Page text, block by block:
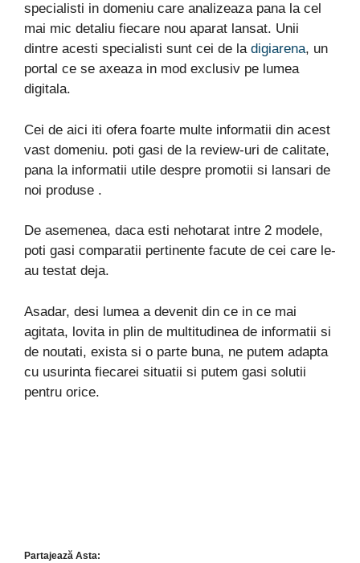
specialisti in domeniu care analizeaza pana la cel
mai mic detaliu fiecare nou aparat lansat. Unii
dintre acesti specialisti sunt cei de la digiarena, un
portal ce se axeaza in mod exclusiv pe lumea
digitala.
Cei de aici iti ofera foarte multe informatii din acest
vast domeniu. poti gasi de la review-uri de calitate,
pana la informatii utile despre promotii si lansari de
noi produse .
De asemenea, daca esti nehotarat intre 2 modele,
poti gasi comparatii pertinente facute de cei care le-
au testat deja.
Asadar, desi lumea a devenit din ce in ce mai
agitata, lovita in plin de multitudinea de informatii si
de noutati, exista si o parte buna, ne putem adapta
cu usurinta fiecarei situatii si putem gasi solutii
pentru orice.
Partajează Asta: